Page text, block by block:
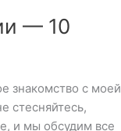
— 10
знакомство с моей
стесняйтесь,
и мы обсудим все